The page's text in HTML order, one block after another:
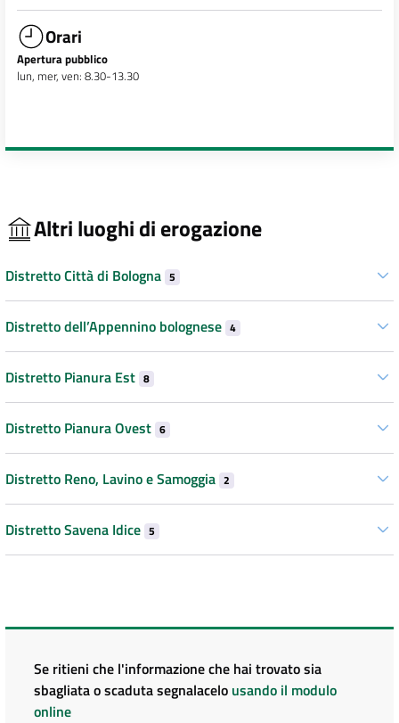
Orari
Apertura pubblico
lun, mer, ven: 8.30-13.30
Altri luoghi di erogazione
Distretto Città di Bologna 5
Distretto dell’Appennino bolognese 4
Distretto Pianura Est 8
Distretto Pianura Ovest 6
Distretto Reno, Lavino e Samoggia 2
Distretto Savena Idice 5
Se ritieni che l'informazione che hai trovato sia
sbagliata o scaduta segnalacelo usando il modulo
online